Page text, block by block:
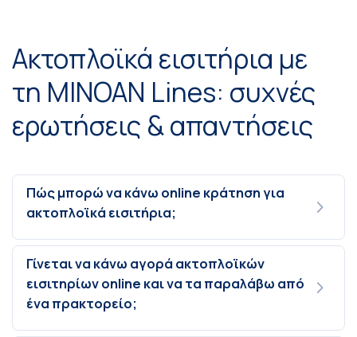
Ακτοπλοϊκά εισιτήρια με
τη MINOAN Lines: συχνές
ερωτήσεις & απαντήσεις
Πώς μπορώ να κάνω online κράτηση για
ακτοπλοϊκά εισιτήρια;
Γίνεται να κάνω αγορά ακτοπλοϊκών
εισιτηρίων online και να τα παραλάβω από
ένα πρακτορείο;